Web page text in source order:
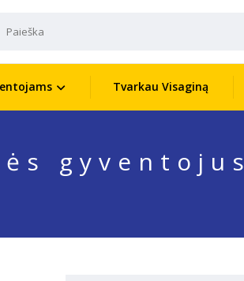
Tvarkau Visaginą
gyventojus